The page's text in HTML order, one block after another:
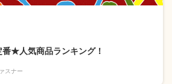
★人気商品ランキング！
スナー